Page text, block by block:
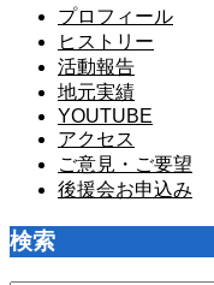
プロフィール
ヒストリー
活動報告
地元実績
YOUTUBE
アクセス
ご意見・ご要望
後援会お申込み
検索